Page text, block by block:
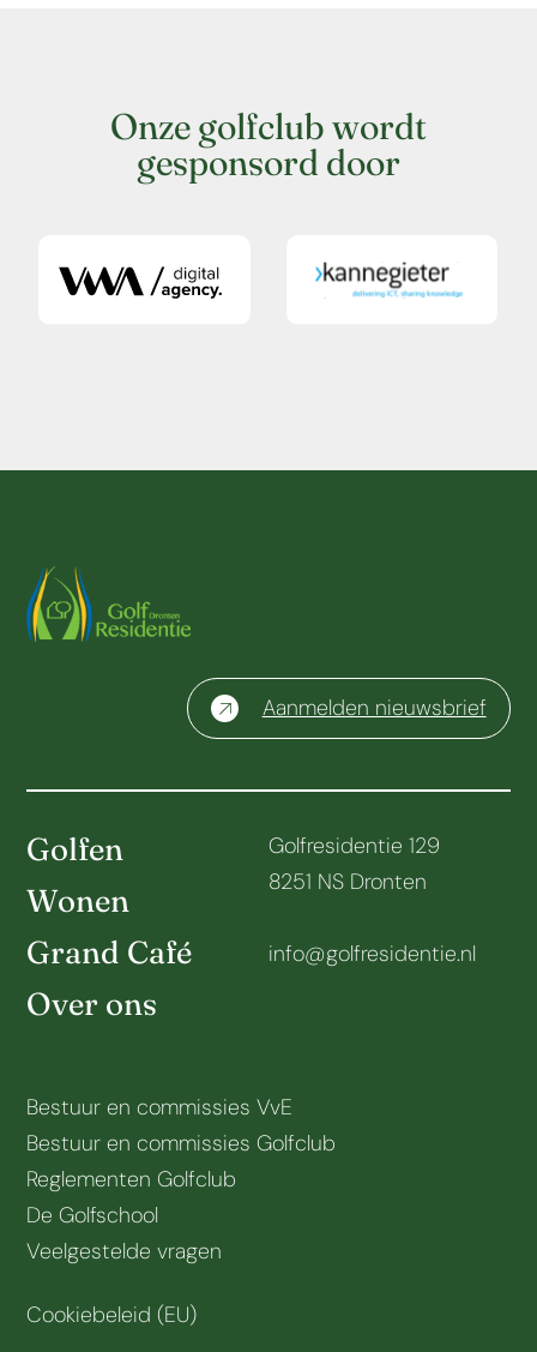
Onze golfclub wordt
gesponsord door
Aanmelden nieuwsbrief
Golfen
Wonen
Grand Café
Over ons
Golfresidentie 129
8251 NS Dronten
info@golfresidentie.nl
Bestuur en commissies VvE
Bestuur en commissies Golfclub
Reglementen Golfclub
De Golfschool
Veelgestelde vragen
Cookiebeleid (EU)